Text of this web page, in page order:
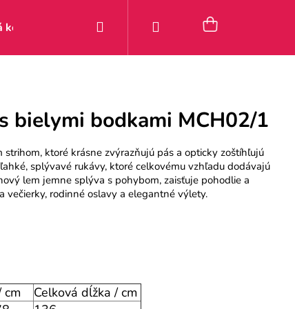
kolekcia Zľavy Posledné kúsky 9–49 €
PrihlásenieNákupný
bielymi bodkami MCH02/1
ktoré krásne zvýrazňujú pás a opticky zoštíhľujú
splývavé rukávy, ktoré celkovému vzhľadu dodávajú
lem jemne splýva s pohybom, zaisťuje pohodlie a
večierky, rodinné oslavy a elegantné výlety.
cm
Celková dĺžka / cm